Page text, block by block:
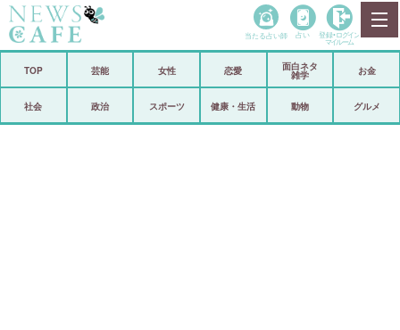
政治
当たる占い師 占い 登録• ログイン
マイルーム
TOP 芸能 女性 恋愛
面白ネタ
雑学
お金
社会 政治 スポーツ 健康・生活 動物 グルメ